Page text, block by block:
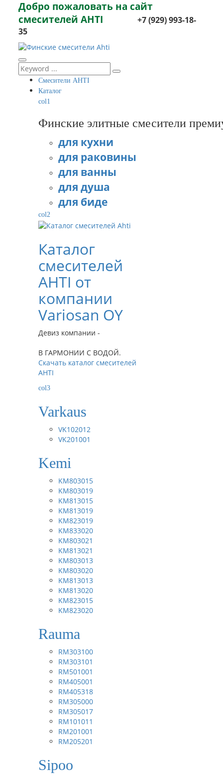
Добро пожаловать на сайт
смесителей AHTI
+7 (929) 993-18-
35
Смесители AHTI
Каталог
col1
Финские элитные смесители
для кухни
для раковины
для ванны
для душа
для биде
col2
Каталог
смесителей
AHTI от
компании
Variosan OY
Девиз компании -
В ГАРМОНИИ С ВОДОЙ.
Скачать каталог смесителей
AHTI
col3
Varkaus
VK102012
VK201001
Kemi
KM803015
KM803019
KM813015
KM813019
KM823019
KM833020
KM803021
KM813021
KM803013
KM803020
KM813013
KM813020
KM823015
KM823020
Rauma
RM303100
RM303101
RM501001
RM405001
RM405318
RM305000
RM305017
RM101011
RM201001
RM205201
Sipoo